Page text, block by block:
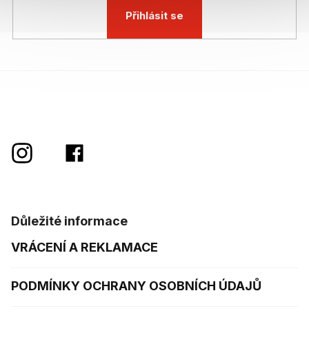
Přihlásit se
Důležité informace
VRÁCENÍ A REKLAMACE
PODMÍNKY OCHRANY OSOBNÍCH ÚDAJŮ